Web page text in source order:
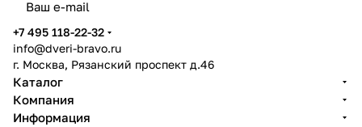
+7 495 118-22-32
info@dveri-bravo.ru
г. Москва, Рязанский проспект д.46
Каталог
Компания
Информация